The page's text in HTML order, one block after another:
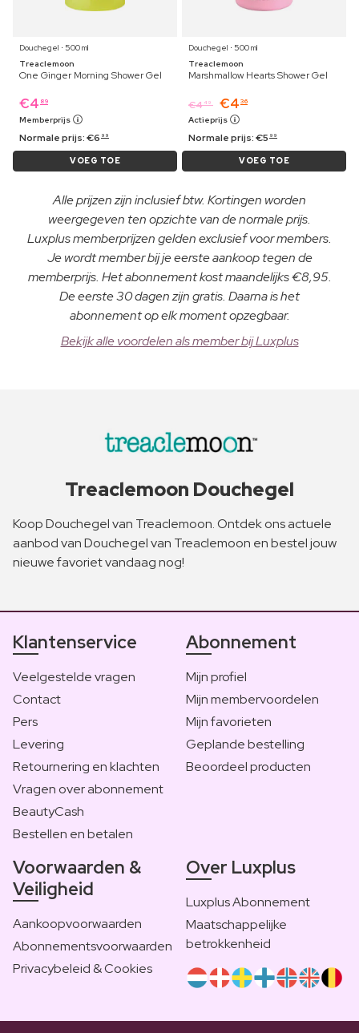
Douchegel ⋅ 500 ml
Treaclemoon
One Ginger Morning Shower Gel
€4 89
Memberprijs
Normale prijs:€6 99
VOEG TOE
Douchegel ⋅ 500 ml
Treaclemoon
Marshmallow Hearts Shower Gel
€4 49 €4 36
Actieprijs
Normale prijs:€5 99
VOEG TOE
Alle prijzen zijn inclusief btw. Kortingen worden
weergegeven ten opzichte van de normale prijs.
Luxplus memberprijzen gelden exclusief voor members.
Je wordt member bij je eerste aankoop tegen de
memberprijs. Het abonnement kost maandelijks €8,95.
De eerste 30 dagen zijn gratis. Daarna is het
abonnement op elk moment opzegbaar.
Bekijk alle voordelen als member bij Luxplus
Treaclemoon Douchegel
Koop Douchegel van Treaclemoon. Ontdek ons actuele
aanbod van Douchegel van Treaclemoon en bestel jouw
nieuwe favoriet vandaag nog!
Klantenservice
Veelgestelde vragen
Contact
Pers
Levering
Retournering en klachten
Vragen over abonnement
BeautyCash
Bestellen en betalen
Abonnement
Mijn profiel
Mijn membervoordelen
Mijn favorieten
Geplande bestelling
Beoordeel producten
Voorwaarden &
Veiligheid
Aankoopvoorwaarden
Abonnementsvoorwaarden
Privacybeleid & Cookies
Over Luxplus
Luxplus Abonnement
Maatschappelijke
betrokkenheid